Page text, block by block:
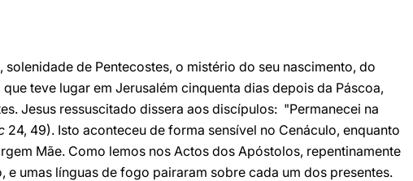
de Pentecostes, o mistério do seu nascimento, do
que teve lugar em Jerusalém cinquenta dias depois da Páscoa,
Jesus ressuscitado dissera aos discípulos: "Permanecei na
24, 49). Isto aconteceu de forma sensível no Cenáculo, enquanto
Mãe. Como lemos nos Actos dos Apóstolos, repentinamente
umas línguas de fogo pairaram sobre cada um dos presentes.